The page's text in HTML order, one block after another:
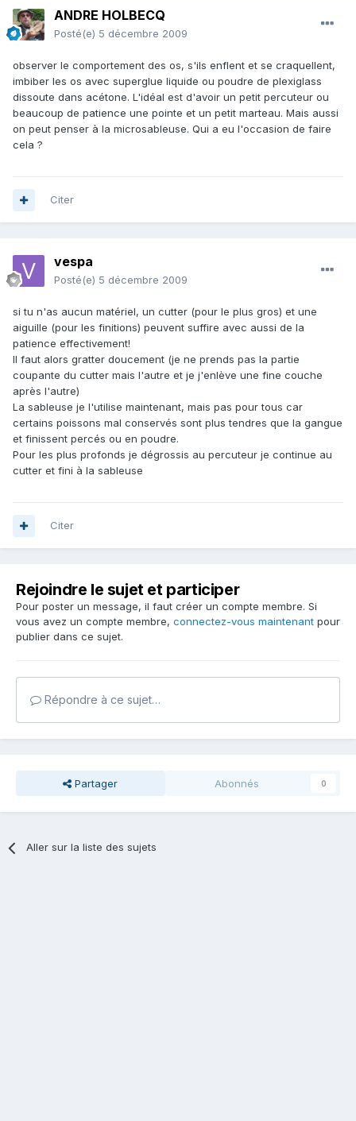
ANDRE HOLBECQ
Posté(e) 5 décembre 2009
observer le comportement des os, s'ils enflent et se craquellent,
imbiber les os avec superglue liquide ou poudre de plexiglass
dissoute dans acétone. L'idéal est d'avoir un petit percuteur ou
beaucoup de patience une pointe et un petit marteau. Mais aussi
on peut penser à la microsableuse. Qui a eu l'occasion de faire
cela ?
Citer
vespa
Posté(e) 5 décembre 2009
si tu n'as aucun matériel, un cutter (pour le plus gros) et une
aiguille (pour les finitions) peuvent suffire avec aussi de la
patience effectivement!
Il faut alors gratter doucement (je ne prends pas la partie
coupante du cutter mais l'autre et je j'enlève une fine couche
après l'autre)
La sableuse je l'utilise maintenant, mais pas pour tous car
certains poissons mal conservés sont plus tendres que la gangue
et finissent percés ou en poudre.
Pour les plus profonds je dégrossis au percuteur je continue au
cutter et fini à la sableuse
Citer
Rejoindre le sujet et participer
Pour poster un message, il faut créer un compte membre. Si
vous avez un compte membre, connectez-vous maintenant pour
publier dans ce sujet.
Répondre à ce sujet…
Partager Abonnés 0
Aller sur la liste des sujets